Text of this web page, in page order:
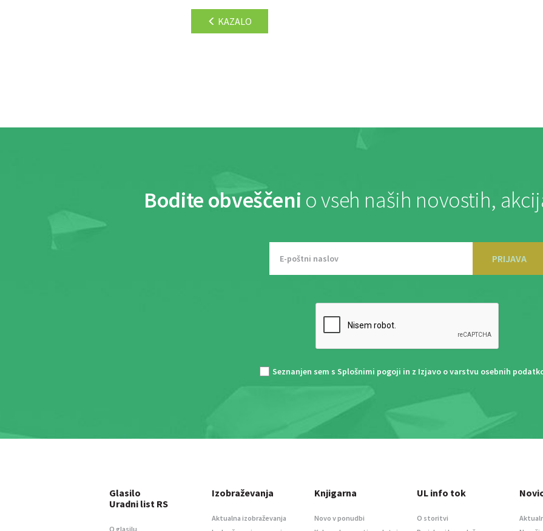
KAZALO
Bodite obveščeni o vseh naših novostih,
PRIJAVA
Seznanjen sem s Splošnimi pogoji in z Izjavo o varstvu osebnih
Glasilo
Uradni list RS
O glasilu
Izobraževanja
Aktualna izobraževanja
Knjigarna
Novo v ponudbi
UL info tok
O storitvi